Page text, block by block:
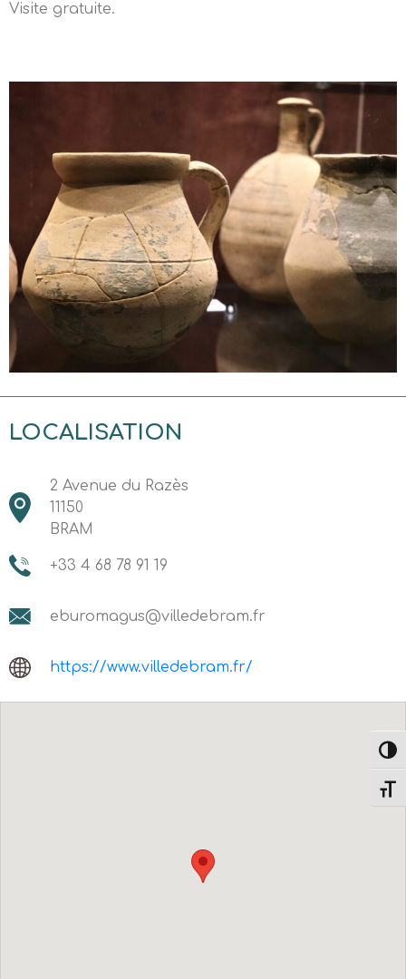
Visite gratuite.
LOCALISATION
2 Avenue du Razès
11150
BRAM
+33 4 68 78 91 19
eburomagus@villedebram.fr
https://www.villedebram.fr/